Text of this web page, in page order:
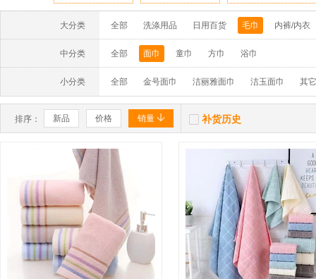
大分类 全部 洗涤用品 日用百货 毛巾 内裤/内衣
中分类 全部 面巾 童巾 方巾 浴巾
小分类 全部 金号面巾 洁丽雅面巾 洁玉面巾 其
排序： 新品 价格 销量   补货历史